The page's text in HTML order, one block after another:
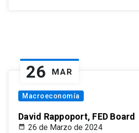
26 MAR
Macroeconomía
David Rappoport, FED Board
26 de Marzo de 2024